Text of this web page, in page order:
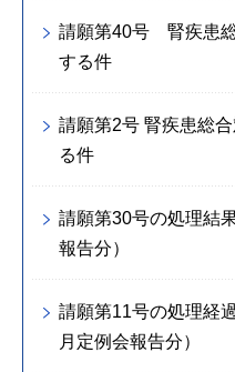
請願第40号 腎疾患
する件
請願第2号 腎疾患総
る件
請願第30号の処理結
報告分）
請願第11号の処理経
月定例会報告分）